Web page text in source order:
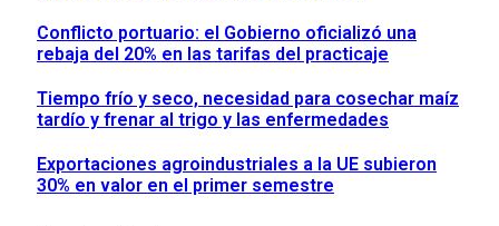
Conflicto portuario: el Gobierno oficializó una
rebaja del 20% en las tarifas del practicaje
Tiempo frío y seco, necesidad para cosechar maíz
tardío y frenar al trigo y las enfermedades
Exportaciones agroindustriales a la UE subieron
30% en valor en el primer semestre